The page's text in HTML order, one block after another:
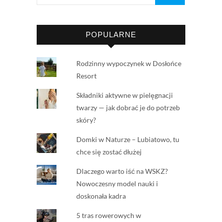
POPULARNE
Rodzinny wypoczynek w Dosłońce
Resort
Składniki aktywne w pielęgnacji
twarzy — jak dobrać je do potrzeb
skóry?
Domki w Naturze – Lubiatowo, tu
chce się zostać dłużej
Dlaczego warto iść na WSKZ?
Nowoczesny model nauki i
doskonała kadra
5 tras rowerowych w